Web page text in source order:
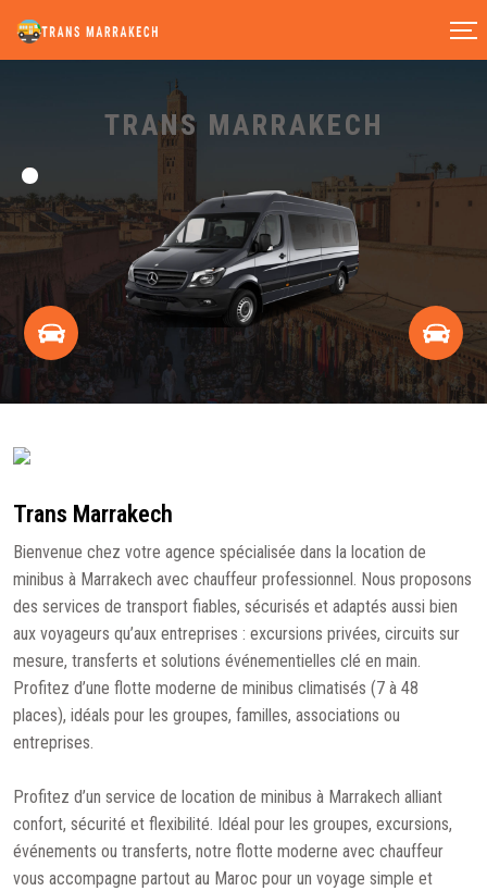
TRANS MARRAKECH
Trans Marrakech
Bienvenue chez votre agence spécialisée dans la location de
minibus à Marrakech avec chauffeur professionnel. Nous proposons
des services de transport fiables, sécurisés et adaptés aussi bien
aux voyageurs qu’aux entreprises : excursions privées, circuits sur
mesure, transferts et solutions événementielles clé en main.
Profitez d’une flotte moderne de minibus climatisés (7 à 48
places), idéals pour les groupes, familles, associations ou
entreprises.
Profitez d’un service de location de minibus à Marrakech alliant
confort, sécurité et flexibilité. Idéal pour les groupes, excursions,
événements ou transferts, notre flotte moderne avec chauffeur
vous accompagne partout au Maroc pour un voyage simple et